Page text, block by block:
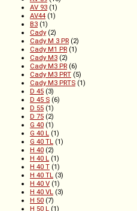
AV 93 (1)
AV44 (1)
B3 (1)
Cady (2)
Cady M 3 PR (2)
Cady M1 PR (1)
Cady M3 (2)
Cady M3 PR (6)
Cady M3 PRT (5)
Cady M3 PRTS (1)
D 45 (3)
D 45 S (6)
D 55 (1)
D 75 (2)
G 40 (1)
G 40 L (1)
G 40 TL (1)
H 40 (2)
H 40 L (1)
H 40 T (1)
H 40 TL (3)
H 40 V (1)
H 40 VL (3)
H 50 (7)
H 50 L (1)